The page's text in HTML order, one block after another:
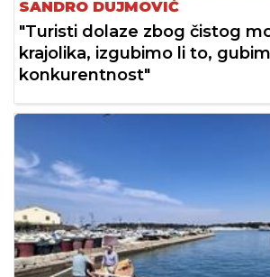
SANDRO DUJMOVIĆ
"Turisti dolaze zbog čistog
krajolika, izgubimo li to,
konkurentnost"